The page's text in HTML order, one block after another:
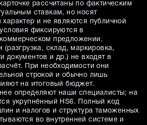
рассчитаны по фактическим
ставкам, но носят
и не являются публичной
фиксируются в
предложении.
(разгрузка, склад, маркировка,
документов и др.) не входят в
При необходимости они
строкой и обычно лишь
на итоговый бюджет.
определяют наши специалисты; на
укрупнённый HS6. Полный код
и налогов и структура таможенных
во внутренней системе и